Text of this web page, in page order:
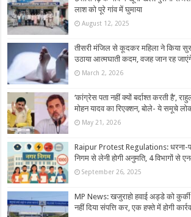
लाश को पूरे गांव में घुमाया
August 12, 2025
तीसरी मंजिल से कूदकर महिला ने किया
उठाया आत्मघाती कदम, वजह जान रह
March 2, 2026
‘कांग्रेस पता नहीं क्यों बर्दाश्त करती है’,
मोहन यादव का रिएक्शन, बोले- ये समूचे
May 21, 2026
Raipur Protest Regulations: धरना-
निगम से लेनी होगी अनुमति, 4 विभागों से
September 26, 2025
MP News: खजुराहो हवाई अड्डे को
नहीं दिया संपत्ति कर, एक हफ्ते में होगी